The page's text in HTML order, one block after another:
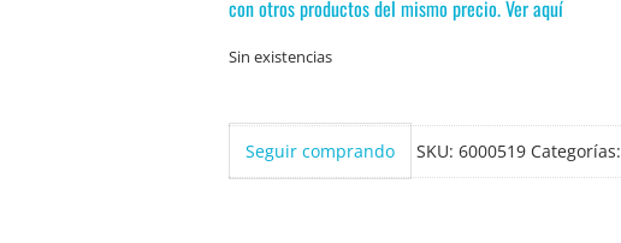
con otros productos del mismo precio. Ver aquí
Sin existencias
Seguir comprando SKU: 6000519 Categorías: